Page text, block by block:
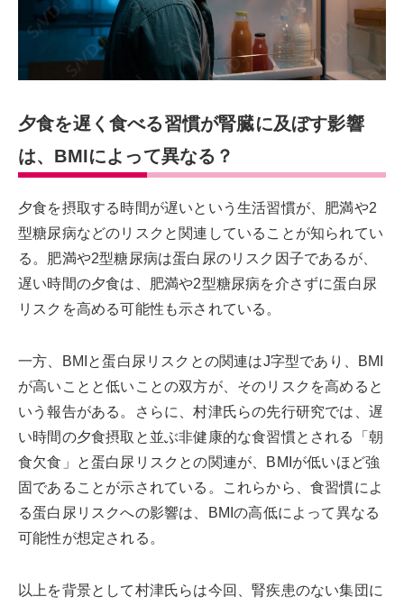
夕食を遅く食べる習慣が腎臓に及ぼす影響
は、BMIによって異なる？
夕食を摂取する時間が遅いという生活習慣が、肥満や2
型糖尿病などのリスクと関連していることが知られてい
る。肥満や2型糖尿病は蛋白尿のリスク因子であるが、
遅い時間の夕食は、肥満や2型糖尿病を介さずに蛋白尿
リスクを高める可能性も示されている。
一方、BMIと蛋白尿リスクとの関連はJ字型であり、BMI
が高いことと低いことの双方が、そのリスクを高めると
いう報告がある。さらに、村津氏らの先行研究では、遅
い時間の夕食摂取と並ぶ非健康的な食習慣とされる「朝
食欠食」と蛋白尿リスクとの関連が、BMIが低いほど強
固であることが示されている。これらから、食習慣によ
る蛋白尿リスクへの影響は、BMIの高低によって異なる
可能性が想定される。
以上を背景として村津氏らは今回、腎疾患のない集団に